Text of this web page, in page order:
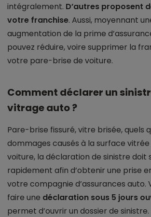
intégralement. D’autres proposent
votre franchise. Aussi, moyennant
augmentation de la prime
pouvez réduire, voire supprimer la
votre pare-brise de voiture.
Comment déclarer un
vitrage auto ?
Pare-brise fissuré, vitre brisée, quels
dommages causés à la surface
voiture, la déclaration de sinistre doit
rapidement afin d’obtenir une prise
votre compagnie d’assurances auto.
faire une déclaration sous 5 jours
permet d’ouvrir un dossier de sinistre.